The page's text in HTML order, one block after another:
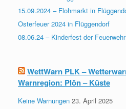
15.09.2024 – Flohmarkt in
Osterfeuer 2024 in Flüggendorf
08.06.24 – Kinderfest der
WettWarn PLK –
Warnregion: Plön – Küste
Keine Warnungen 23. April 2025